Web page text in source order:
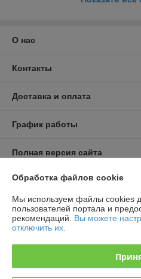
О нас
Контакты
Доставка и оплата
График работы
Полная версия сайта
Политика обработки cookies
Сайт создан на платформе
Обработка файлов cookie
Мы используем файлы cookies
пользователей портала и
рекомендаций. Вы можете
отключить их.